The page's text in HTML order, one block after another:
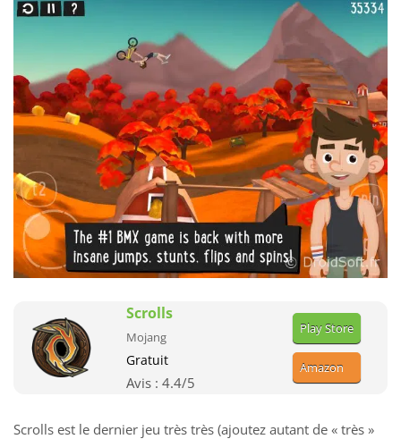
Scrolls
Mojang
Gratuit
Avis : 4.4/5
Play Store
Amazon
Scrolls est le dernier jeu très très (ajoutez autant de « très »